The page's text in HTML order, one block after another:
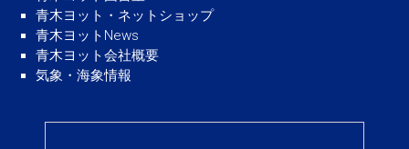
青木ヨット・ネットショップ
青木ヨットNews
青木ヨット会社概要
気象・海象情報